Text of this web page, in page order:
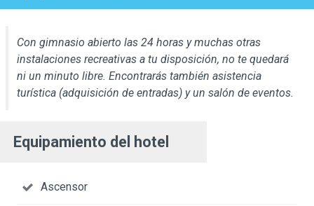
Con gimnasio abierto las 24 horas y muchas otras
instalaciones recreativas a tu disposición, no te quedará
ni un minuto libre. Encontrarás también asistencia
turística (adquisición de entradas) y un salón de eventos.
Equipamiento del hotel
Ascensor